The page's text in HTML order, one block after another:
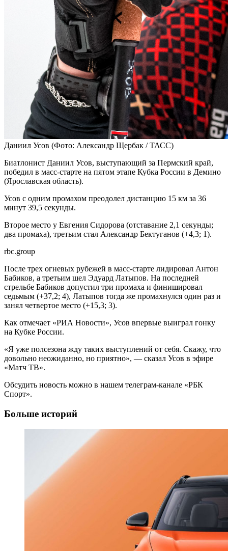
Даниил Усов (Фото: Александр Щербак / ТАСС)
Биатлонист Даниил Усов, выступающий за Пермский край,
победил в масс-старте на пятом этапе Кубка России в Демино
(Ярославская область).
Усов с одним промахом преодолел дистанцию 15 км за 36
минут 39,5 секунды.
Второе место у Евгения Сидорова (отставание 2,1 секунды;
два промаха), третьим стал Александр Бектуганов (+4,3; 1).
rbc.group
После трех огневых рубежей в масс-старте лидировал Антон
Бабиков, а третьим шел Эдуард Латыпов. На последней
стрельбе Бабиков допустил три промаха и финишировал
седьмым (+37,2; 4), Латыпов тогда же промахнулся один раз и
занял четвертое место (+15,3; 3).
Как отмечает «РИА Новости», Усов впервые выиграл гонку
на Кубке России.
«Я уже полсезона жду таких выступлений от себя. Скажу, что
довольно неожиданно, но приятно», — сказал Усов в эфире
«Матч ТВ».
Обсудить новость можно в нашем телеграм-канале «РБК
Спорт».
Больше историй